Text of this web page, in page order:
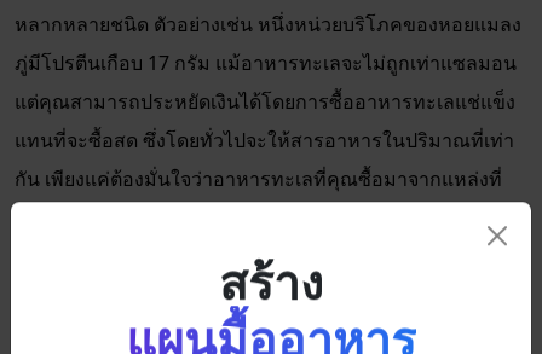
หลากหลายชนิด ตัวอย่างเช่น หนึ่งหน่วยบริโภคของหอยแมลง
ภู่มีโปรตีนเกือบ 17 กรัม แม้อาหารทะเลจะไม่ถูกเท่าแซลมอน
แต่คุณสามารถประหยัดเงินได้โดยการซื้ออาหารทะเลแช่แข็ง
แทนที่จะซื้อสด ซึ่งโดยทั่วไปจะให้สารอาหารในปริมาณที่เท่า
กัน เพียงแค่ต้องมั่นใจว่าอาหารทะเลที่คุณซื้อมาจากแหล่งที่
เป็นที่นิยมในประเทศเอเชียและในหมู่ผู้ที่รับประทาน
สร้าง